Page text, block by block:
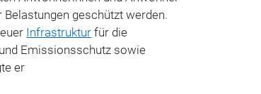
geschützt werden.
Infrastruktur für die
Emissionsschutz sowie
er